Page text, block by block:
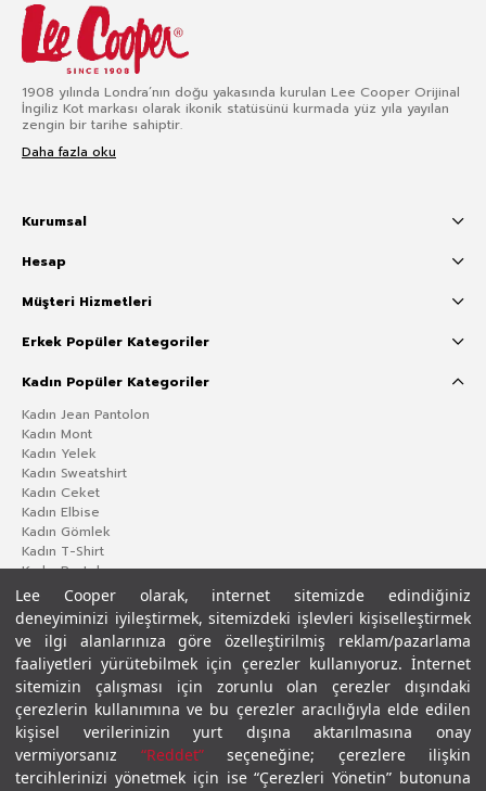
Lee Cooper olarak, internet sitemizde edindiğiniz
deneyiminizi iyileştirmek, sitemizdeki işlevleri kişiselleştirmek
ve ilgi alanlarınıza göre özelleştirilmiş reklam/pazarlama
faaliyetleri yürütebilmek için çerezler kullanıyoruz. İnternet
sitemizin çalışması için zorunlu olan çerezler dışındaki
çerezlerin kullanımına ve bu çerezler aracılığıyla elde edilen
kişisel verilerinizin yurt dışına aktarılmasına onay
vermiyorsanız “Reddet”seçeneğine; çerezlere ilişkin
tercihlerinizi yönetmek için ise “Çerezleri Yönetin” butonuna
1908 yılında Londra’nın doğu yakasında kurulan Lee Cooper Orijinal
İngiliz Kot markası olarak ikonik statüsünü kurmada yüz yıla yayılan
zengin bir tarihe sahiptir.
Daha fazla oku
Kurumsal
Hesap
Müşteri Hizmetleri
Erkek Popüler Kategoriler
Kadın Popüler Kategoriler
Kadın Jean Pantolon
Kadın Mont
Kadın Yelek
Kadın Sweatshirt
Kadın Ceket
Kadın Elbise
Kadın Gömlek
Kadın T-Shirt
Kadın Pantolon
Gizlilik PolitikasıÇerez PolitikasıKVKK Aydınlatma MetniŞartlar ve Koşullar